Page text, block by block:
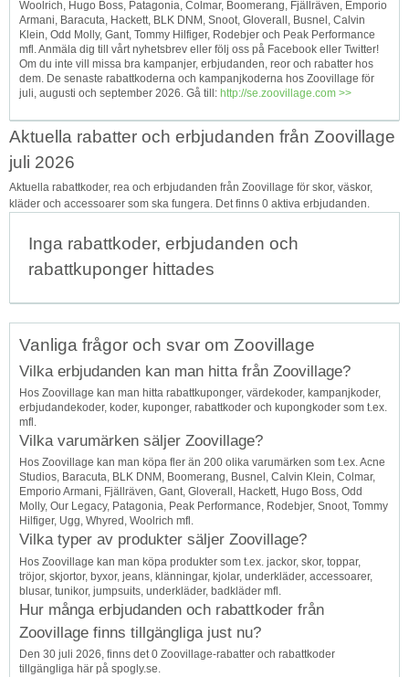
Woolrich, Hugo Boss, Patagonia, Colmar, Boomerang, Fjällräven, Emporio
Armani, Baracuta, Hackett, BLK DNM, Snoot, Gloverall, Busnel, Calvin
Klein, Odd Molly, Gant, Tommy Hilfiger, Rodebjer och Peak Performance
mfl. Anmäla dig till vårt nyhetsbrev eller följ oss på Facebook eller Twitter!
Om du inte vill missa bra kampanjer, erbjudanden, reor och rabatter hos
dem. De senaste rabattkoderna och kampanjkoderna hos Zoovillage för
juli, augusti och september 2026. Gå till: http://se.zoovillage.com >>
Aktuella rabatter och erbjudanden från Zoovillage
juli 2026
Aktuella rabattkoder, rea och erbjudanden från Zoovillage för skor, väskor,
kläder och accessoarer som ska fungera. Det finns 0 aktiva erbjudanden.
Inga rabattkoder, erbjudanden och
rabattkuponger hittades
Vanliga frågor och svar om Zoovillage
Vilka erbjudanden kan man hitta från Zoovillage?
Hos Zoovillage kan man hitta rabattkuponger, värdekoder, kampanjkoder,
erbjudandekoder, koder, kuponger, rabattkoder och kupongkoder som t.ex.
mfl.
Vilka varumärken säljer Zoovillage?
Hos Zoovillage kan man köpa fler än 200 olika varumärken som t.ex. Acne
Studios, Baracuta, BLK DNM, Boomerang, Busnel, Calvin Klein, Colmar,
Emporio Armani, Fjällräven, Gant, Gloverall, Hackett, Hugo Boss, Odd
Molly, Our Legacy, Patagonia, Peak Performance, Rodebjer, Snoot, Tommy
Hilfiger, Ugg, Whyred, Woolrich mfl.
Vilka typer av produkter säljer Zoovillage?
Hos Zoovillage kan man köpa produkter som t.ex. jackor, skor, toppar,
tröjor, skjortor, byxor, jeans, klänningar, kjolar, underkläder, accessoarer,
blusar, tunikor, jumpsuits, underkläder, badkläder mfl.
Hur många erbjudanden och rabattkoder från
Zoovillage finns tillgängliga just nu?
Den 30 juli 2026, finns det 0 Zoovillage-rabatter och rabattkoder
tillgängliga här på spogly.se.